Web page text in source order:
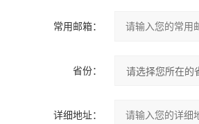
常用邮箱：
省份：
详细地址：